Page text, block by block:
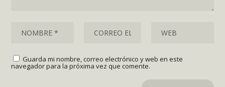
Guarda mi nombre, correo electrónico y web en este
navegador para la próxima vez que comente.